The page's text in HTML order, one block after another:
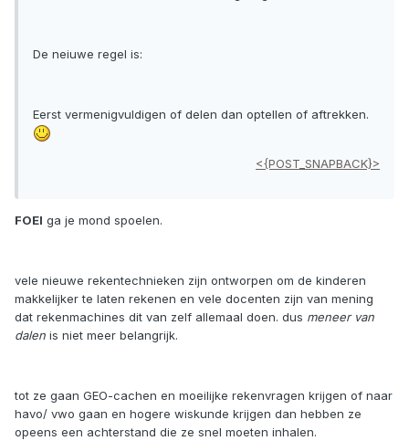
De neiuwe regel is:
Eerst vermenigvuldigen of delen dan optellen of aftrekken.
<{POST_SNAPBACK}>
FOEI ga je mond spoelen.
vele nieuwe rekentechnieken zijn ontworpen om de kinderen
makkelijker te laten rekenen en vele docenten zijn van mening
dat rekenmachines dit van zelf allemaal doen. dus meneer van
dalen is niet meer belangrijk.
tot ze gaan GEO-cachen en moeilijke rekenvragen krijgen of naar
havo/ vwo gaan en hogere wiskunde krijgen dan hebben ze
opeens een achterstand die ze snel moeten inhalen.